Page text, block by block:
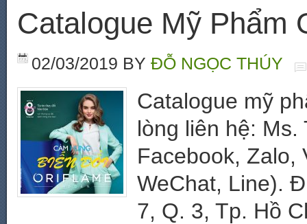
Catalogue Mỹ Phẩm
02/03/2019 BY ĐỖ NGỌC THÚY
Catalogue mỹ
lòng liên hệ: Ms.
Facebook, Zalo,
WeChat, Line).
7, Q. 3, Tp. Hồ